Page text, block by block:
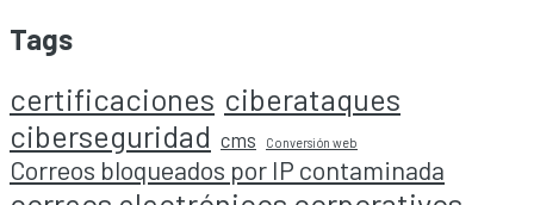
Tags
certificaciones ciberataques
ciberseguridad cms Conversión web
Correos bloqueados por IP contaminada